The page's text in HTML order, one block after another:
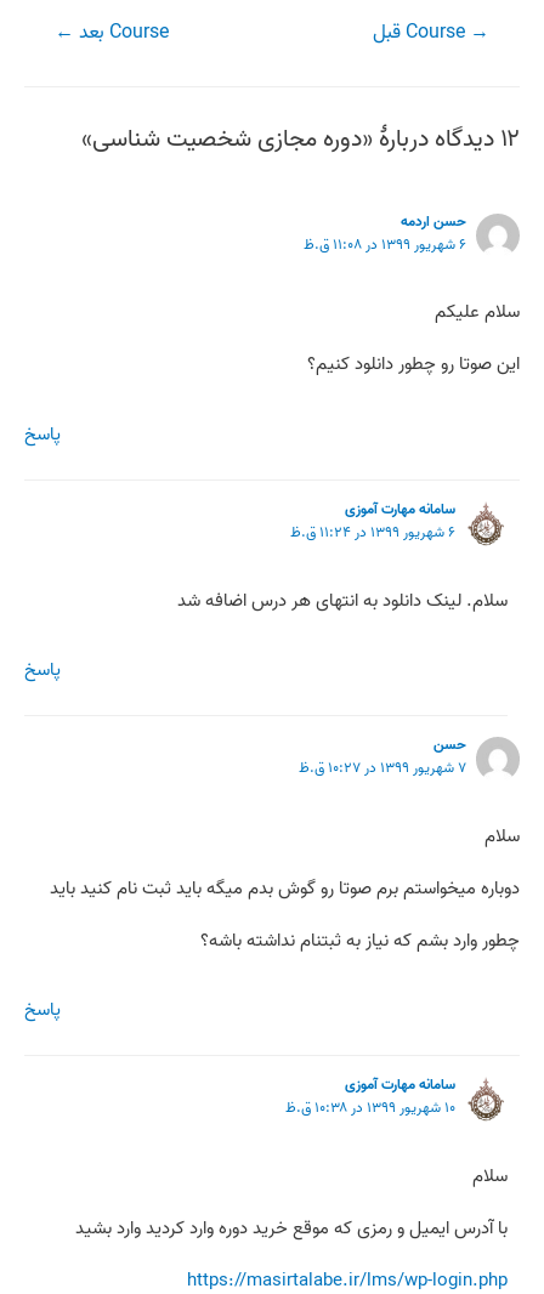
راهبری
→ Course قبل Course بعد ←
۱۲ دیدگاه دربارهٔ «دوره مجازی شخصیت شناسی»
حسن اردمه
۶ شهریور ۱۳۹۹ در ۱۱:۰۸ ق.ظ
سلام علیکم
این صوتا رو چطور دانلود کنیم؟
پاسخ
سامانه مهارت آموزی
۶ شهریور ۱۳۹۹ در ۱۱:۲۴ ق.ظ
سلام. لینک دانلود به انتهای هر درس اضافه شد
پاسخ
حسن
۷ شهریور ۱۳۹۹ در ۱۰:۲۷ ق.ظ
سلام
دوباره میخواستم برم صوتا رو گوش بدم میگه باید ثبت نام کنید باید
چطور وارد بشم که نیاز به ثبتنام نداشته باشه؟
پاسخ
سامانه مهارت آموزی
۱۰ شهریور ۱۳۹۹ در ۱۰:۳۸ ق.ظ
سلام
با آدرس ایمیل و رمزی که موقع خرید دوره وارد کردید وارد بشید
https://masirtalabe.ir/lms/wp-login.php